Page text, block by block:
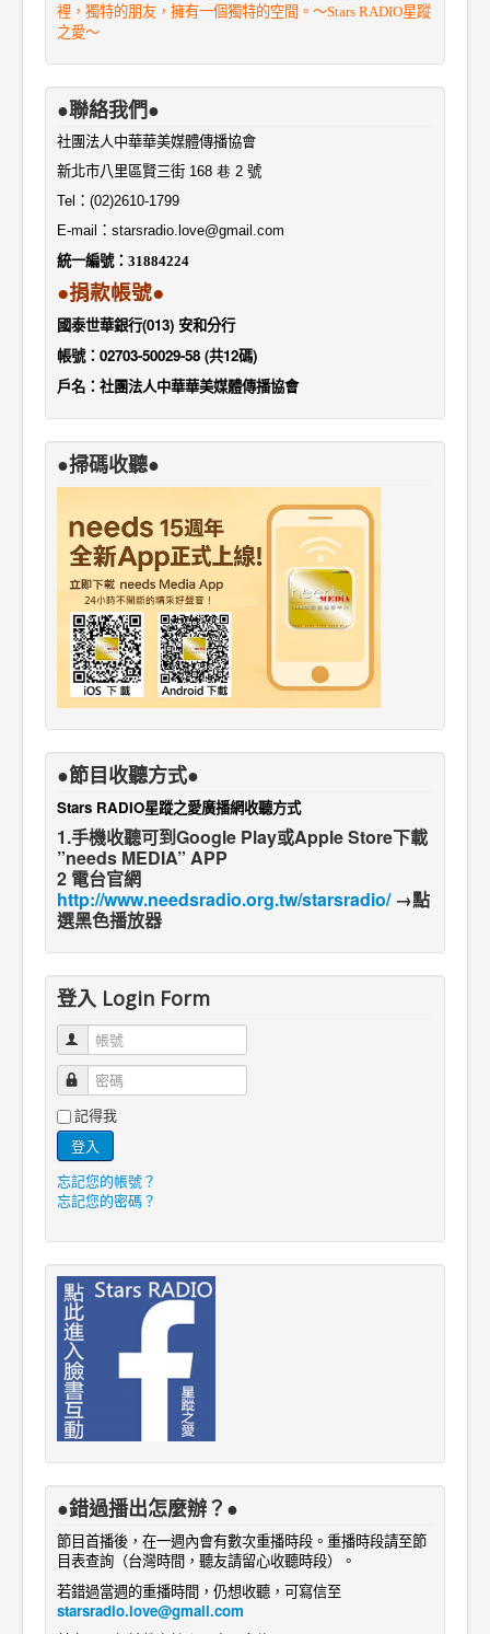
裡，獨特的朋友，擁有一個獨特的空間。～Stars RADIO星蹤
之愛～
●聯絡我們●
社團法人中華華美媒體傳播協會
新北市八里區賢三街 168 巷 2 號
Tel ： (02)2610-1799
E-mail ： starsradio.love@gmail.com
統一編號： 31884224
●捐款帳號●
國泰世華銀行(013) 安和分行
帳號：02703-50029-58 (共12碼)
戶名：社團法人中華華美媒體傳播協會
●掃碼收聽●
●節目收聽方式●
Stars RADIO星蹤之愛廣播網收聽方式
1.手機收聽可到Google Play或Apple Store下載
”needs MEDIA” APP
2 電台官網
http://www.needsradio.org.tw/starsradio/→點
選黑色播放器
登入 Login Form
帳號
密碼
記得我
登入
忘記您的帳號？
忘記您的密碼？
●錯過播出怎麼辦？●
節目首播後，在一週內會有數次重播時段。重播時段請至節
目表查詢 （台灣時間，聽友請留心收聽時段）
。
若錯過當週的重播時間，仍想收聽，可寫信至
starsradio.love@gmail.com